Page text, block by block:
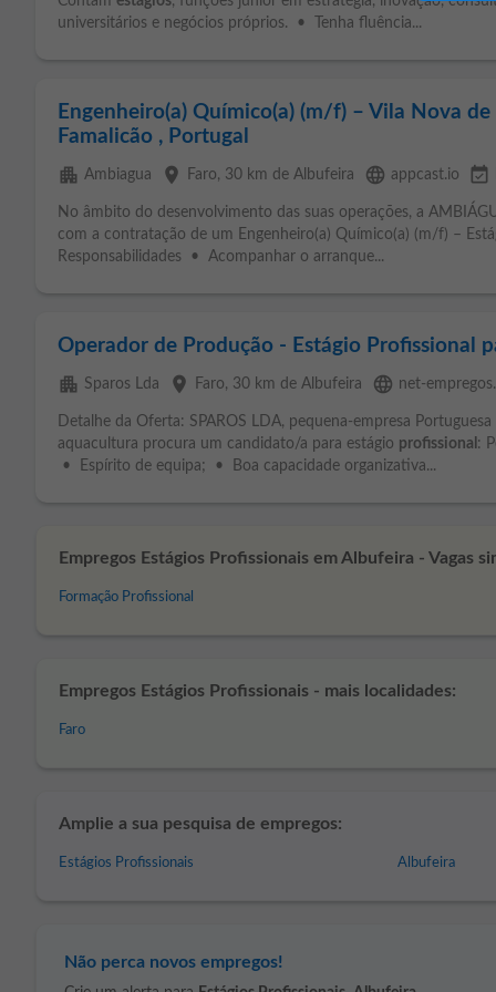
universitários e negócios próprios. • Tenha fluência...
Engenheiro(a) Químico(a) (m/f) – Vila Nova
Famalicão , Portugal
apartment Ambiagua place Faro, 30 km de Albufeira language appcast.io event_available
No âmbito do desenvolvimento das suas operações, a
com a contratação de um Engenheiro(a) Químico(a) (m/f) –
Responsabilidades • Acompanhar o arranque...
Operador de Produção - Estágio Profissional
apartment Sparos Lda place Faro, 30 km de Albufeira language net-
Detalhe da Oferta: SPAROS LDA, pequena-empresa
aquacultura procura um candidato/a para estágio profissional :
• Espírito de equipa; • Boa capacidade organizativa...
Empregos Estágios Profissionais em Albufeira - Vagas
Formação Profissional
Empregos Estágios Profissionais - mais localidades:
Faro
Amplie a sua pesquisa de empregos:
Estágios Profissionais Albufeira
Não perca novos empregos!